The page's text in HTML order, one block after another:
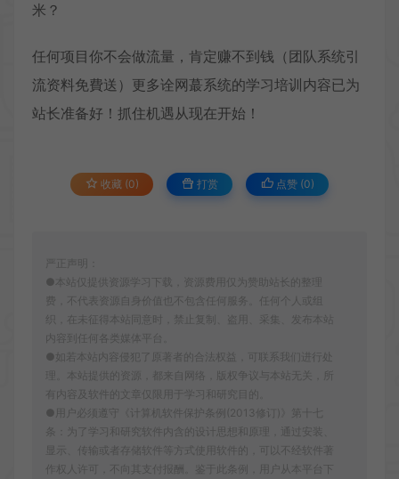
米？
任何项目你不会做流量，肯定赚不到钱（团队系统引
流资料免費送）更多诠网蕞系统的学习培训内容已为
站长准备好！抓住机遇从现在开始！
收藏 (0) 打赏 点赞 (0)
严正声明：
●本站仅提供资源学习下载，资源费用仅为赞助站长的整理
费，不代表资源自身价值也不包含任何服务。任何个人或组
织，在未征得本站同意时，禁止复制、盗用、采集、发布本站
内容到任何各类媒体平台。
●如若本站内容侵犯了原著者的合法权益，可联系我们进行处
理。本站提供的资源，都来自网络，版权争议与本站无关，所
有内容及软件的文章仅限用于学习和研究目的。
●用户必须遵守《计算机软件保护条例(2013修订)》第十七
条：为了学习和研究软件内含的设计思想和原理，通过安装、
显示、传输或者存储软件等方式使用软件的，可以不经软件著
作权人许可，不向其支付报酬。鉴于此条例，用户从本平台下